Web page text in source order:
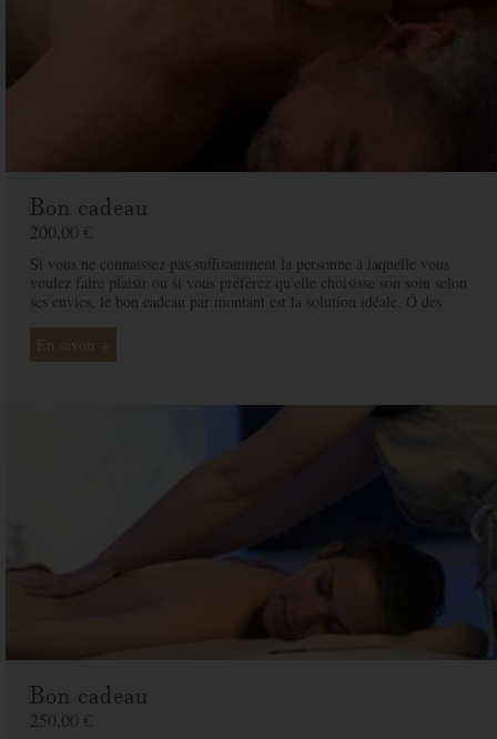
Bon cadeau
200,00 €
Si vous ne connaissez pas suffisamment la personne à laquelle vous
voulez faire plaisir ou si vous préférez qu'elle choisisse son soin selon
ses envies, le bon cadeau par montant est la solution idéale. Ô des
proche et ainsi rendre ce moment exceptionnel.
En savoir +
Bon cadeau
250,00 €